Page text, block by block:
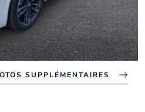
SUPPLÉMENTAIRES